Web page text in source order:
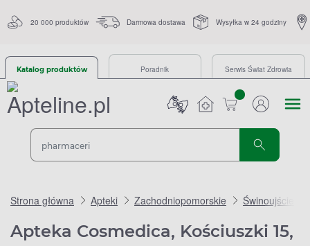
20 000 produktów Darmowa dostawa Wysyłka w 24 godziny
Katalog produktów Poradnik Serwis Świat Zdrowia
sztuk
Strona główna Apteki Zachodniopomorskie Świnoujście
Apteka Cosmedica, Kościuszki 15,